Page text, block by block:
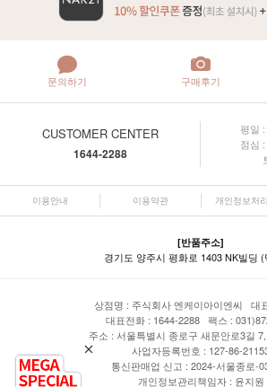
문의하기 구매후기
CUSTOMER CENTER
1644-2288
평일
점심
이용안내 이용약관 개인정보처
[반품주소]
경기도 양주시 평화로 1403 NK빌딩 (
상점명 : 주식회사 엔케이아이엔씨 대
대표전화 : 1644-2288 팩스 :
주소 : 서울특별시 종로구 새문안로3길
사업자등록번호 : 127-86-
통신판매업 신고 : 2024-서울종로-
개인정보관리책임자 : 윤지원